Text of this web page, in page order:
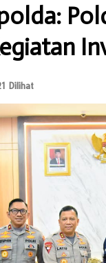
Dilihat